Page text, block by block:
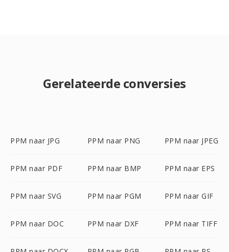
Gerelateerde conversies
PPM naar JPG PPM naar PNG PPM naar JPEG
PPM naar PDF PPM naar BMP PPM naar EPS
PPM naar SVG PPM naar PGM PPM naar GIF
PPM naar DOC PPM naar DXF PPM naar TIFF